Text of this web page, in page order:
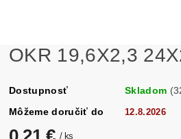
OKR 19,6X2,3
Dostupnosť Skladom
Môžeme doručiť do
12.8.2026
/ ks